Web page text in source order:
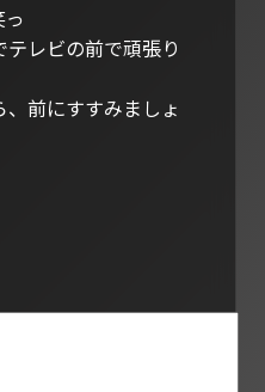
っ
レビの前で頑張り
前にすすみましょ